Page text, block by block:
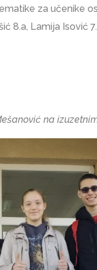
za učenike
8.a, Lamija Isović
na